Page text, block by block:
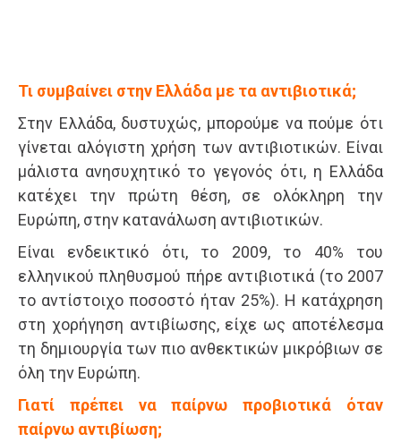
Τι συμβαίνει στην Ελλάδα με τα αντιβιοτικά;
Στην Ελλάδα, δυστυχώς, μπορούμε να πούμε ότι
γίνεται αλόγιστη χρήση των αντιβιοτικών. Είναι
μάλιστα ανησυχητικό το γεγονός ότι, η Ελλάδα
κατέχει την πρώτη θέση, σε ολόκληρη την
Ευρώπη, στην κατανάλωση αντιβιοτικών.
Είναι ενδεικτικό ότι, το 2009, το 40% του
ελληνικού πληθυσμού πήρε αντιβιοτικά (το 2007
το αντίστοιχο ποσοστό ήταν 25%). Η κατάχρηση
στη χορήγηση αντιβίωσης, είχε ως αποτέλεσμα
τη δημιουργία των πιο ανθεκτικών μικρόβιων σε
όλη την Ευρώπη.
Γιατί πρέπει να παίρνω προβιοτικά όταν
παίρνω αντιβίωση;